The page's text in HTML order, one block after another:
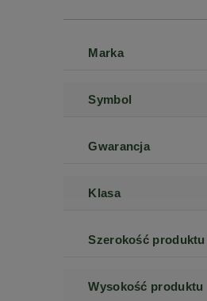
Marka
Symbol
Gwarancja
Klasa
Szerokość produktu
Wysokość produktu